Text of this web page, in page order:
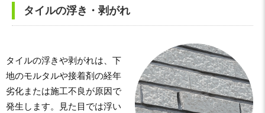
タイルの浮き・剥がれ
タイルの浮きや剥がれは、下
地のモルタルや接着剤の経年
劣化または施工不良が原因で
発生します。見た目では浮い